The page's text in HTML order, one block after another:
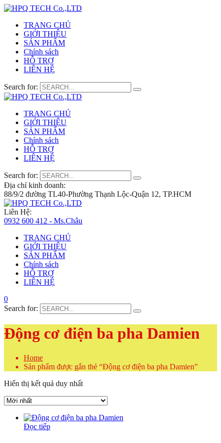
TRANG CHỦ
GIỚI THIỆU
SẢN PHẨM
Chính sách
HỖ TRỢ
LIÊN HỆ
Search for:
TRANG CHỦ
GIỚI THIỆU
SẢN PHẨM
Chính sách
HỖ TRỢ
LIÊN HỆ
Search for:
Địa chỉ kinh doanh:
88/9/2 đường TL40-Phường Thạnh Lộc-Quận 12, TP.HCM
Liên Hệ:
0932 600 412 - Ms.Châu
TRANG CHỦ
GIỚI THIỆU
SẢN PHẨM
Chính sách
HỖ TRỢ
LIÊN HỆ
0
Search for:
Động cơ điện ba pha Damien
Home
Sản phẩm được gắn thẻ “Động cơ điện ba pha Damien”
Hiển thị kết quả duy nhất
Đọc tiếp